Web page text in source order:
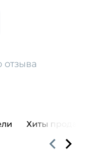
отзыва
Хиты продаж